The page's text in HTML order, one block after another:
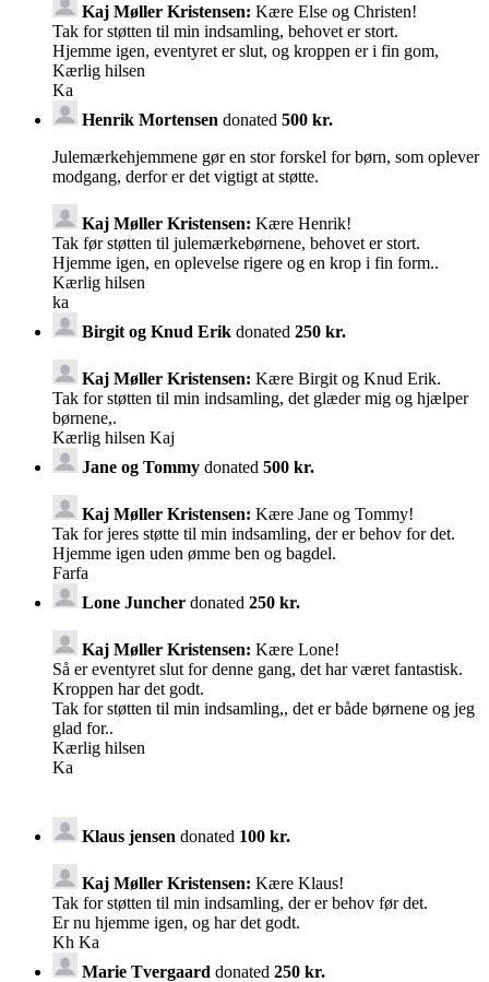
Kaj Møller Kristensen: Kære Else og Christen!
Tak for støtten til min indsamling, behovet er stort.
Hjemme igen, eventyret er slut, og kroppen er i fin gom,
Kærlig hilsen
Ka
Henrik Mortensen donated 500 kr.
Julemærkehjemmene gør en stor forskel for børn, som oplever
modgang, derfor er det vigtigt at støtte.
Kaj Møller Kristensen: Kære Henrik!
Tak før støtten til julemærkebørnene, behovet er stort.
Hjemme igen, en oplevelse rigere og en krop i fin form..
Kærlig hilsen
ka
Birgit og Knud Erik donated 250 kr.
Kaj Møller Kristensen: Kære Birgit og Knud Erik.
Tak for støtten til min indsamling, det glæder mig og hjælper
børnene,.
Kærlig hilsen Kaj
Jane og Tommy donated 500 kr.
Kaj Møller Kristensen: Kære Jane og Tommy!
Tak for jeres støtte til min indsamling, der er behov for det.
Hjemme igen uden ømme ben og bagdel.
Farfa
Lone Juncher donated 250 kr.
Kaj Møller Kristensen: Kære Lone!
Så er eventyret slut for denne gang, det har været fantastisk.
Kroppen har det godt.
Tak for støtten til min indsamling,, det er både børnene og jeg
glad for..
Kærlig hilsen
Ka
Klaus jensen donated 100 kr.
Kaj Møller Kristensen: Kære Klaus!
Tak for støtten til min indsamling, der er behov før det.
Er nu hjemme igen, og har det godt.
Kh Ka
Marie Tvergaard donated 250 kr.